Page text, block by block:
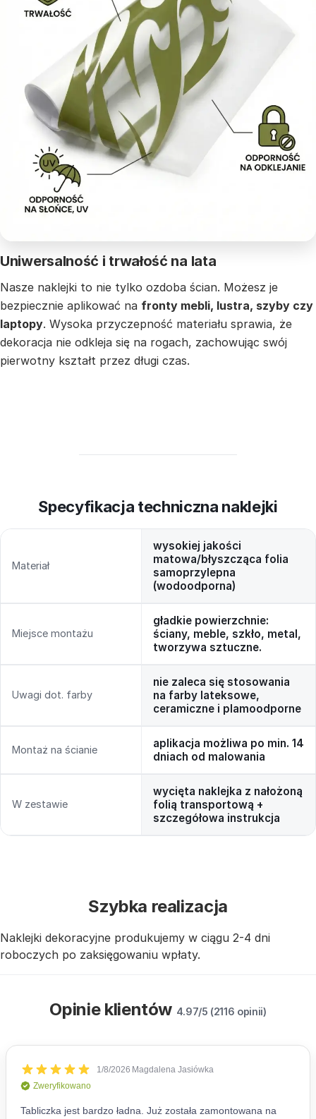
Uniwersalność i trwałość na lata
Nasze naklejki to nie tylko ozdoba ścian. Możesz je
bezpiecznie aplikować na fronty mebli, lustra, szyby czy
laptopy. Wysoka przyczepność materiału sprawia, że
dekoracja nie odkleja się na rogach, zachowując swój
pierwotny kształt przez długi czas.
Specyfikacja techniczna naklejki
Materiał
wysokiej jakości
matowa/błyszcząca folia
samoprzylepna
(wodoodporna)
Miejsce montażu
gładkie powierzchnie:
ściany, meble, szkło, metal,
tworzywa sztuczne.
Uwagi dot. farby
nie zaleca się stosowania
na farby lateksowe,
ceramiczne i plamoodporne
Montaż na ścianie
aplikacja możliwa po min. 14
dniach od malowania
W zestawie
wycięta naklejka z nałożoną
folią transportową +
szczegółowa instrukcja
Szybka realizacja
Naklejki dekoracyjne produkujemy w ciągu 2-4 dni
roboczych po zaksięgowaniu wpłaty.
Opinie klientów 4.97/5 (2116 opinii)